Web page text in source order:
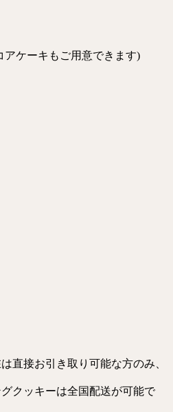
ケーキもご用意できます)
直接お引き取り可能な方のみ、
クッキーは全国配送が可能で